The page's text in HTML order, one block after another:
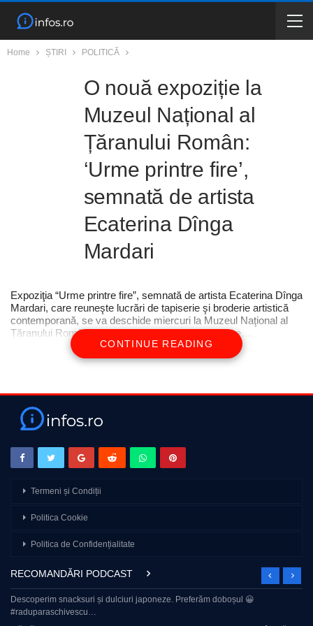
Home ȘTIRI POLITICĂ
O nouă expoziție la
Muzeul Național al
Țăranului Român:
‘Urme printre fire’,
semnată de artista
Ecaterina Dînga
Mardari
Expoziţia “Urme printre fire”, semnată de artista Ecaterina Dînga
Mardari, care reuneşte lucrări de tapiserie şi broderie artistică
contemporană, se va deschide miercuri la Muzeul Naţional al
Ţăranului Român, scrie Agerpres.Expoziţia va fi ve…
CONTINUE READING
Termeni și Condiții
Politica Cookie
Politica de Confidențialitate
RECOMANDĂRI PODCAST
Descoperim snacksuri și dulciuri japoneze. Preferăm doboșul 😀
#raduparaschivescu…